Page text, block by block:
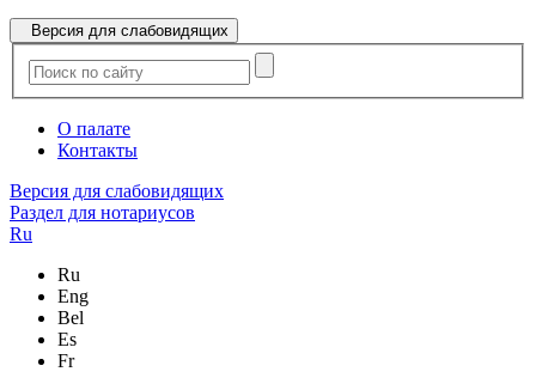
Версия для слабовидящих
О палате
Контакты
Версия для слабовидящих
Раздел для нотариусов
Ru
Ru
Eng
Bel
Es
Fr